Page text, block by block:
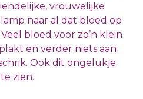
vrouwelijke
naar al dat bloed op
bloed voor zo’n klein
en verder niets aan
Ook dit ongelukje
zien.